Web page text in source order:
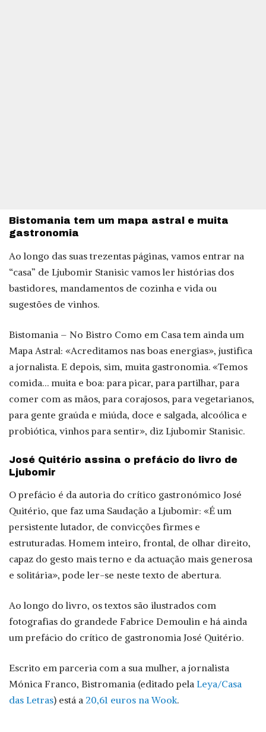
Bistomania tem um mapa astral e muita
gastronomia
Ao longo das suas trezentas páginas, vamos entrar na
“casa” de Ljubomir Stanisic vamos ler histórias dos
bastidores, mandamentos de cozinha e vida ou
sugestões de vinhos.
Bistomania – No Bistro Como em Casa tem ainda um
Mapa Astral: «Acreditamos nas boas energias», justifica
a jornalista. E depois, sim, muita gastronomia. «Temos
comida… muita e boa: para picar, para partilhar, para
comer com as mãos, para corajosos, para vegetarianos,
para gente graúda e miúda, doce e salgada, alcoólica e
probiótica, vinhos para sentir», diz Ljubomir Stanisic.
José Quitério assina o prefácio do livro de
Ljubomir
O prefácio é da autoria do crítico gastronómico José
Quitério, que faz uma Saudação a Ljubomir: «É um
persistente lutador, de convicções firmes e
estruturadas. Homem inteiro, frontal, de olhar direito,
capaz do gesto mais terno e da actuação mais generosa
e solitária», pode ler-se neste texto de abertura.
Ao longo do livro, os textos são ilustrados com
fotografias do grandede Fabrice Demoulin e há ainda
um prefácio do crítico de gastronomia José Quitério.
Escrito em parceria com a sua mulher, a jornalista
Mónica Franco, Bistromania (editado pela Leya/Casa
das Letras) está a 20,61 euros na Wook.